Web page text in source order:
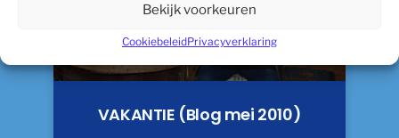
Bekijk voorkeuren
CookiebeleidPrivacyverklaring
VAKANTIE (Blog mei 2010)